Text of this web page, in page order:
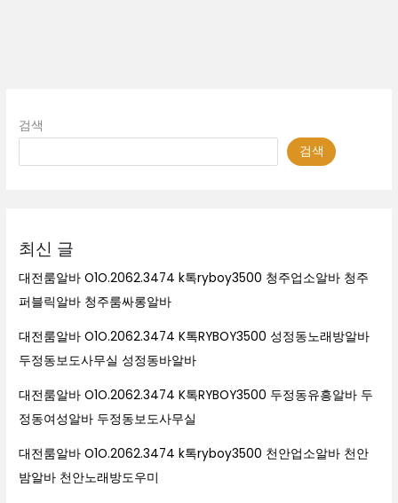
검색
검색
최신 글
대전룸알바 O1O.2062.3474 k톡ryboy3500 청주업소알바 청주
퍼블릭알바 청주룸싸롱알바
대전룸알바 O1O.2062.3474 K톡RYBOY3500 성정동노래방알바
두정동보도사무실 성정동바알바
대전룸알바 O1O.2062.3474 K톡RYBOY3500 두정동유흥알바 두
정동여성알바 두정동보도사무실
대전룸알바 O1O.2062.3474 k톡ryboy3500 천안업소알바 천안
밤알바 천안노래방도우미